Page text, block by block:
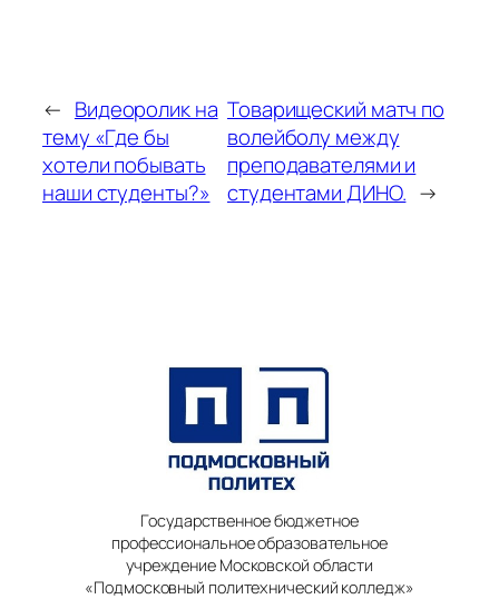
← Видеоролик на
тему «Где бы
хотели побывать
наши студенты?»
Товарищеский матч по
волейболу между
преподавателями и
студентами ДИНО. →
Государственное бюджетное
профессиональное образовательное
учреждение Московской области
«Подмосковный политехнический колледж»